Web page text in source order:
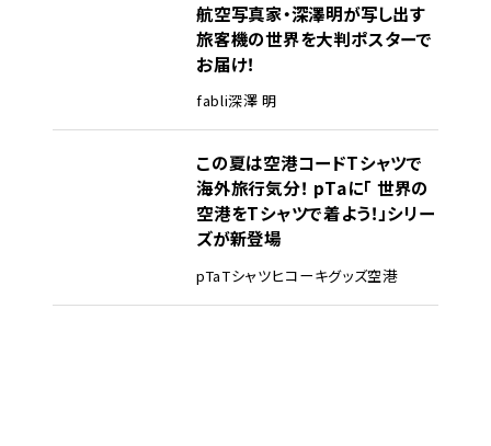
航空写真家・深澤明が写し出す
旅客機の世界を大判ポスターで
お届け！
fabli深澤 明
この夏は空港コードTシャツで
海外旅行気分！ pTaに「 世界の
空港をTシャツで着よう！」シリー
ズが新登場
pTaTシャツヒコーキグッズ空港